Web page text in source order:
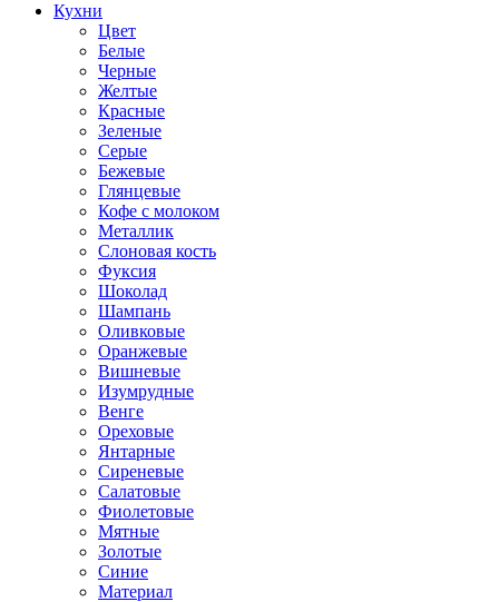
Кухни
Цвет
Белые
Черные
Желтые
Красные
Зеленые
Серые
Бежевые
Глянцевые
Кофе с молоком
Металлик
Слоновая кость
Фуксия
Шоколад
Шампань
Оливковые
Оранжевые
Вишневые
Изумрудные
Венге
Ореховые
Янтарные
Сиреневые
Салатовые
Фиолетовые
Мятные
Золотые
Синие
Материал